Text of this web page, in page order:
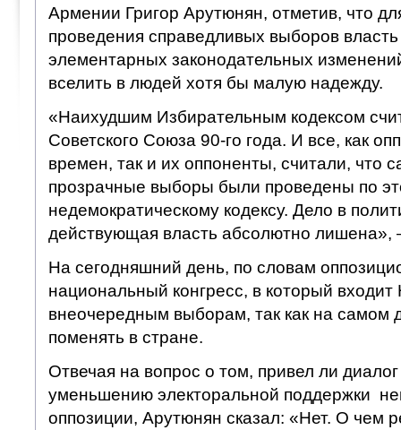
Армении Григор Арутюнян, отметив, что
проведения справедливых выборов
элементарных законодательных
вселить в людей хотя бы малую надежду.
«Наихудшим Избирательным кодексом
Советского Союза 90-го года. И все, как
времен, так и их оппоненты, считали, что
прозрачные выборы были проведены по
недемократическому кодексу. Дело в
действующая власть абсолютно лишена»,
На сегодняшний день, по словам
национальный конгресс, в который входит
внеочередным выборам, так как на самом
поменять в стране.
Отвечая на вопрос о том, привел ли
уменьшению электоральной поддержки
оппозиции, Арутюнян сказал: «Нет. О чем